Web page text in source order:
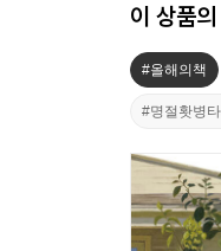
이 상품
#올해의책
#명절홧병